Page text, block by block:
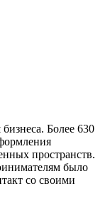
Более 630
пространств.
было
со своими